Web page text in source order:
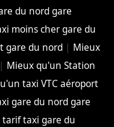
du nord gare
moins cher gare du
gare du nord| Mieux
| Mieux qu'un Station
taxi VTC aéroport
gare du nord gare
taxi gare du